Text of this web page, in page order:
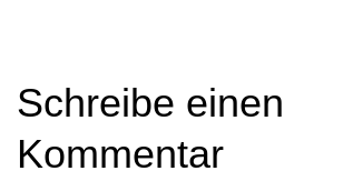
Schreibe einen
Kommentar